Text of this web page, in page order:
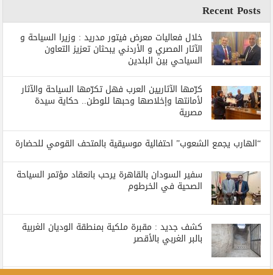
Recent Posts
خلال فعاليات معرض فيتور مدريد : وزيرا السياحة و
الآثار المصري و الأردني يبحثان تعزيز التعاون
السياحي بين البلدين
كرّمها الآثاريين العرب فهل تكرّمها السياحة والآثار
لأمانتها وإخلاصها وحبها للوطن.. حكاية سيدة
مصرية
“الهارب يجمع الشعوب” احتفالية موسيقية بالمتحف القومي للحضارة
سفير السودان بالقاهرة يرحب بانعقاد مؤتمر السياحة
الصحية في الخرطوم
كشف جديد : مقبرة ملكية بمنطقة الوديان الغربية
بالبر الغربي بالأقصر